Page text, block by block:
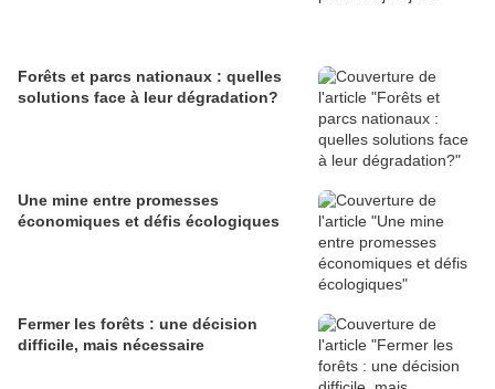
Forêts et parcs nationaux : quelles
solutions face à leur dégradation?
Une mine entre promesses
économiques et défis écologiques
Fermer les forêts : une décision
difficile, mais nécessaire